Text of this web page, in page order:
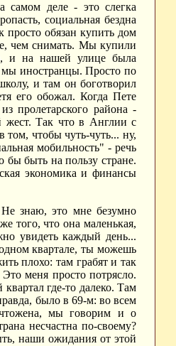
самом деле - это слегка
социальная бездна
обязан купить дом
чем снимать. Мы купили
и на нашей улице была
мы иностранцы. Просто по
и там он боготворил
его обожал. Когда Пете
пролетарского района -
жест. Так что в Англии с
чтобы чуть-чуть... ну,
мобильность" - речь
бы быть на пользу стране.
экономика и финансы
знаю, это мне безумно
того, что она маленькая,
увидеть каждый день...
квартале, ты можешь
плохо: там грабят и так
меня просто потрясло.
где-то далеко. Там
было в 69-м: во всем
мы говорим и о
несчастна по-своему?
наши ожидания от этой